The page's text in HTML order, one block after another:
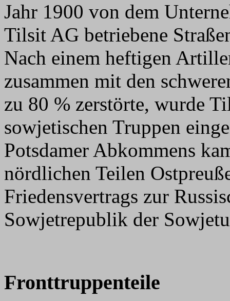
Jahr 1900 von dem
Tilsit AG betriebene
Nach einem heftigen
zusammen mit den
zu 80 % zerstörte, wurde
sowjetischen Truppen
Potsdamer Abkommens
nördlichen Teilen
Friedensvertrags zur
Sowjetrepublik der
Fronttruppenteile